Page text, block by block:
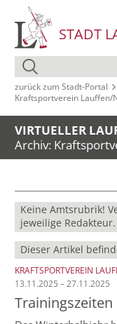
STADT
zurück zum Stadt‑Portal
Kraftsportverein Lauffen/
VIRTUELLER
Archiv:
Keine Amtsrubrik!
jeweilige Redakteur.
Dieser Artikel
KRAFTSPORTVEREIN
13.11.2025 – 27.11.2025
Trainingszeiten